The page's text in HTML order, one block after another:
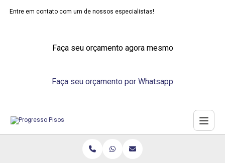
Entre em contato com um de nossos especialistas!
Faça seu orçamento agora mesmo
Faça seu orçamento por Whatsapp